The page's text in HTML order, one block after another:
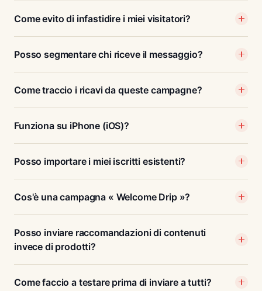
Come evito di infastidire i miei visitatori?
Posso segmentare chi riceve il messaggio?
Come traccio i ricavi da queste campagne?
Funziona su iPhone (iOS)?
Posso importare i miei iscritti esistenti?
Cos'è una campagna « Welcome Drip »?
Posso inviare raccomandazioni di contenuti
invece di prodotti?
Come faccio a testare prima di inviare a tutti?